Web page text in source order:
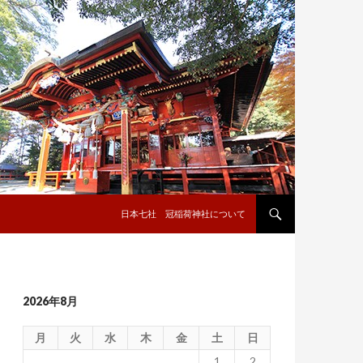
日本七社 冠稲荷神社について
2026年8月
月 火 水 木 金 土
日